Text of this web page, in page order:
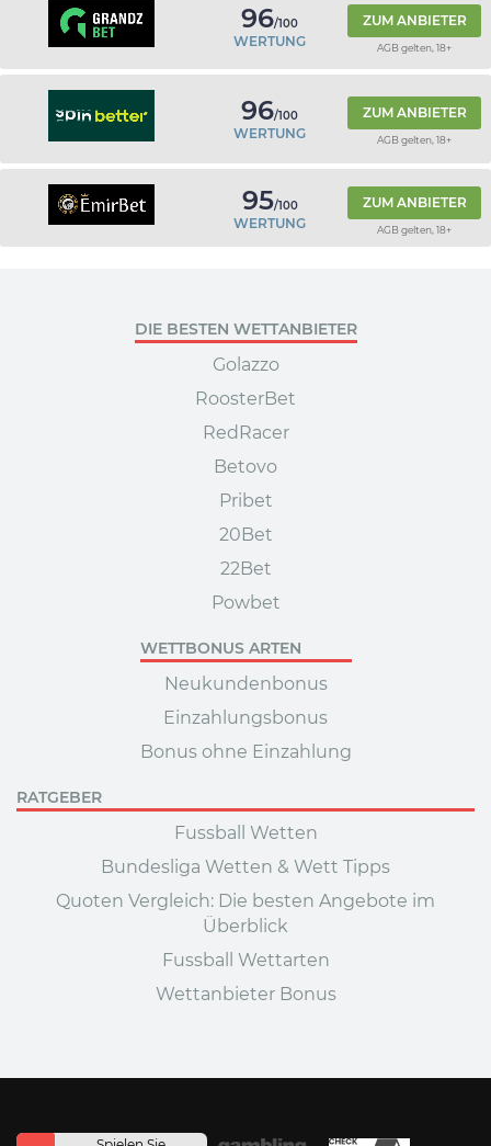
96/100
WERTUNG
ZUM ANBIETER
AGB gelten, 18+
96/100
WERTUNG
ZUM ANBIETER
AGB gelten, 18+
95/100
WERTUNG
ZUM ANBIETER
AGB gelten, 18+
DIE BESTEN WETTANBIETER
Golazzo
RoosterBet
RedRacer
Betovo
Pribet
20Bet
22Bet
Powbet
WETTBONUS ARTEN
Neukundenbonus
Einzahlungsbonus
Bonus ohne Einzahlung
RATGEBER
Fussball Wetten
Bundesliga Wetten & Wett Tipps
Quoten Vergleich: Die besten Angebote im
Überblick
Fussball Wettarten
Wettanbieter Bonus